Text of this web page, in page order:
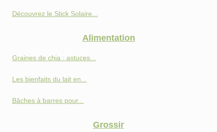
Découvrez le Stick Solaire...
Alimentation
Graines de chia : astuces...
Les bienfaits du lait en...
Bâches à barres pour...
Grossir